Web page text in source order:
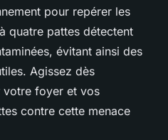
de lecture
pour repérer les
quatre pattes détectent
évitant ainsi des
Agissez dès
votre foyer et vos
contre cette menace